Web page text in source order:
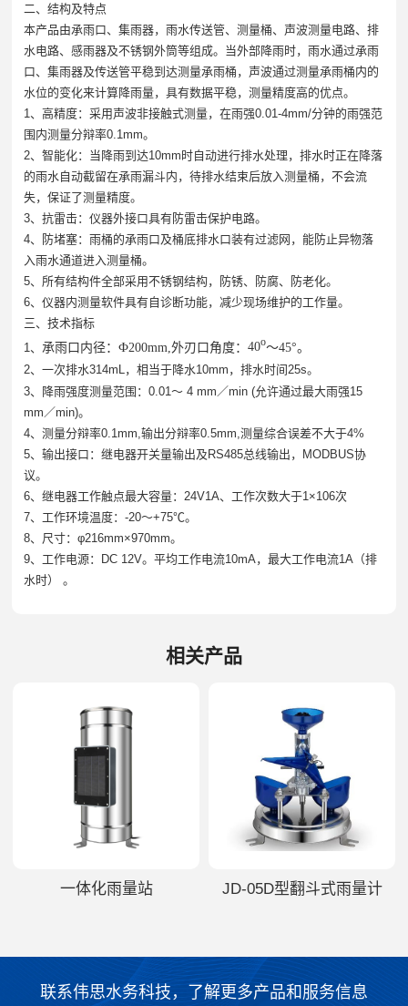
二、结构及特点
本产品由承雨口、集雨器，雨水传送管、测量桶、声波测量电路、排
水电路、感雨器及不锈钢外筒等组成。当外部降雨时，雨水通过承雨
口、集雨器及传送管平稳到达测量承雨桶，声波通过测量承雨桶内的
水位的变化来计算降雨量，具有数据平稳，测量精度高的优点。
1、高精度：采用声波非接触式测量，在雨强0.01-4mm/分钟的雨强范
围内测量分辩率0.1mm。
2、智能化：当降雨到达10mm时自动进行排水处理，排水时正在降落
的雨水自动截留在承雨漏斗内，待排水结束后放入测量桶，不会流
失，保证了测量精度。
3、抗雷击：仪器外接口具有防雷击保护电路。
4、防堵塞：雨桶的承雨口及桶底排水口装有过滤网，能防止异物落
入雨水通道进入测量桶。
5、所有结构件全部采用不锈钢结构，防锈、防腐、防老化。
6、仪器内测量软件具有自诊断功能，减少现场维护的工作量。
三、技术指标
1、 承雨口内径：Ф200mm ,外刃口角度：40o～45°。
2、一次排水314mL，相当于降水10mm，排水时间25s。
3、降雨强度测量范围：0.01～ 4 mm／min (允许通过最大雨强15
mm／min)。
4、测量分辩率0.1mm,输出分辩率0.5mm,测量综合误差不大于4%
5、输出接口：继电器开关量输出及RS485总线输出，MODBUS协
议。
6、继电器工作触点最大容量：24V1A、工作次数大于1×106次
7、工作环境温度：-20～+75℃。
8、尺寸：φ216mm×970mm。
9、工作电源：DC 12V。平均工作电流10mA，最大工作电流1A（排
水时） 。
相关产品
一体化雨量站 JD-05D型翻斗式雨量计
联系伟思水务科技，了解更多产品和服务信息